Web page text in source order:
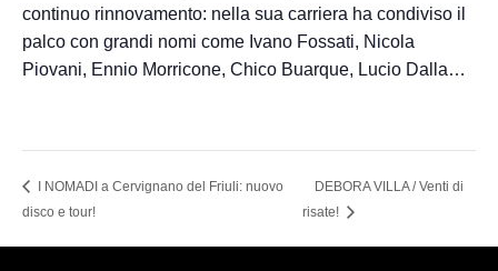
continuo rinnovamento: nella sua carriera ha condiviso il
palco con grandi nomi come Ivano Fossati, Nicola
Piovani, Ennio Morricone, Chico Buarque, Lucio Dalla…
I NOMADI a Cervignano del Friuli: nuovo
disco e tour!
DEBORA VILLA / Venti di
risate!